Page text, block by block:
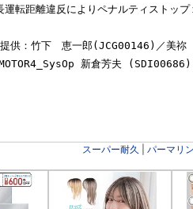
転距離違反によりペナルティストップ
一郎(JCG00146)／美祢
新倉芳夫
スーパー耐久 パーマリ